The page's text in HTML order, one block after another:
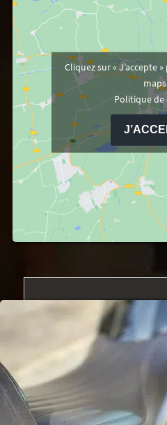
Cliquez sur « J’accepte
Politique de